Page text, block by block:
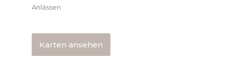
Anlässen.
Karten ansehen